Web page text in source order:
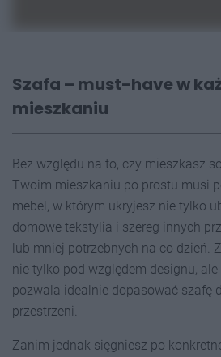
Szafa – must-have w
mieszkaniu
Bez względu na to, czy mieszkasz
Twoim mieszkaniu po prostu musi
mebel, w którym ukryjesz nie tylko
domowe tekstylia i szereg innych
lub mniej potrzebnych na co dzień.
nie tylko pod względem designu,
pozwala idealnie dopasować szafę
przestrzeni.
Zanim jednak sięgniesz po